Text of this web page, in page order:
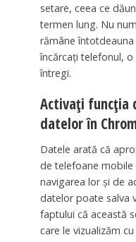
setare, ceea ce
termen lung. Nu
rămâne
încărcați telefonul,
întregi.
Activați funcția
datelor în
Datele arată că
de telefoane mobile
navigarea lor și de
datelor poate salva
faptului că această
care le vizualizăm